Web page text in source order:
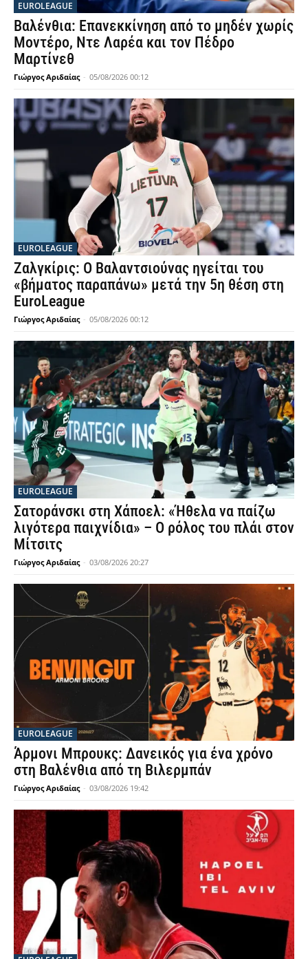
EUROLEAGUE
Βαλένθια: Επανεκκίνηση από το μηδέν χωρίς
Μοντέρο, Ντε Λαρέα και τον Πέδρο
Μαρτίνεθ
Γιώργος Αριδαίας - 05/08/2026 00:12
EUROLEAGUE
Ζαλγκίρις: Ο Βαλαντσιούνας ηγείται του
«βήματος παραπάνω» μετά την 5η θέση στη
EuroLeague
Γιώργος Αριδαίας - 05/08/2026 00:12
EUROLEAGUE
Σατοράνσκι στη Χάποελ: «Ήθελα να παίζω
λιγότερα παιχνίδια» – Ο ρόλος του πλάι στον
Μίτσιτς
Γιώργος Αριδαίας - 03/08/2026 20:27
EUROLEAGUE
Άρμονι Μπρουκς: Δανεικός για ένα χρόνο
στη Βαλένθια από τη Βιλερμπάν
Γιώργος Αριδαίας - 03/08/2026 19:42